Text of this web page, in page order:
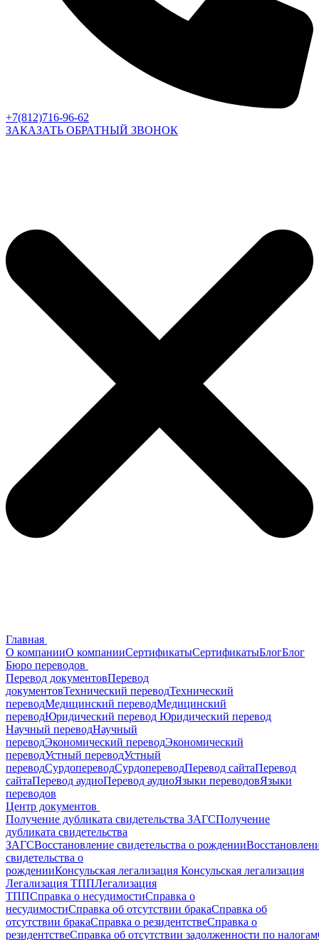
+7(812)716-96-62
ЗАКАЗАТЬ ОБРАТНЫЙ ЗВОНОК
Главная
О компанииО компанииСертификатыСертификатыБлогБлог
Бюро переводов
Перевод документовПеревод
документовТехнический переводТехнический
переводМедицинский переводМедицинский
переводЮридический перевод Юридический перевод
Научный переводНаучный
переводЭкономический переводЭкономический
переводУстный переводУстный
переводСурдопереводСурдопереводПеревод сайтаПеревод
сайтаПеревод аудиоПеревод аудиоЯзыки переводовЯзыки
переводов
Центр документов
Получение дубликата свидетельства ЗАГСПолучение
дубликата свидетельства
ЗАГСВосстановление свидетельства о рождении
свидетельства о
рожденииКонсульская легализация Консульская легализация
Легализация ТППЛегализация
ТППСправка о несудимостиСправка о
несудимостиСправка об отсутствии бракаСправка об
отсутствии бракаСправка о резидентствеСправка о
резидентствеСправка об отсутствии задолженности по налогам